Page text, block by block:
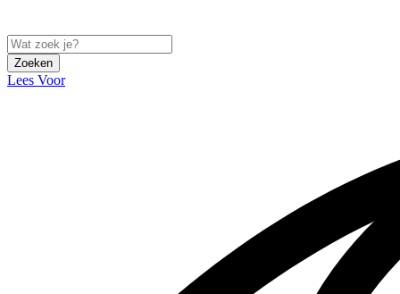
Zoeken
Lees Voor